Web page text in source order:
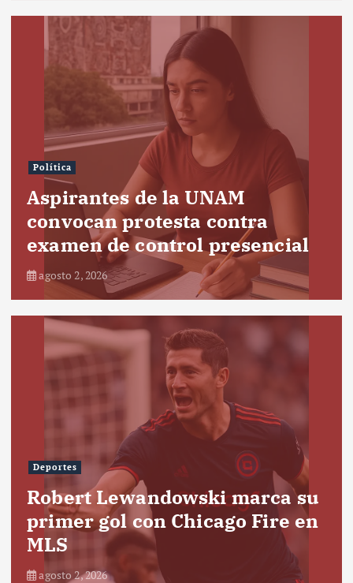
Política
Aspirantes de la UNAM
convocan protesta contra
examen de control presencial
agosto 2, 2026
Deportes
Robert Lewandowski marca su
primer gol con Chicago Fire en
MLS
agosto 2, 2026